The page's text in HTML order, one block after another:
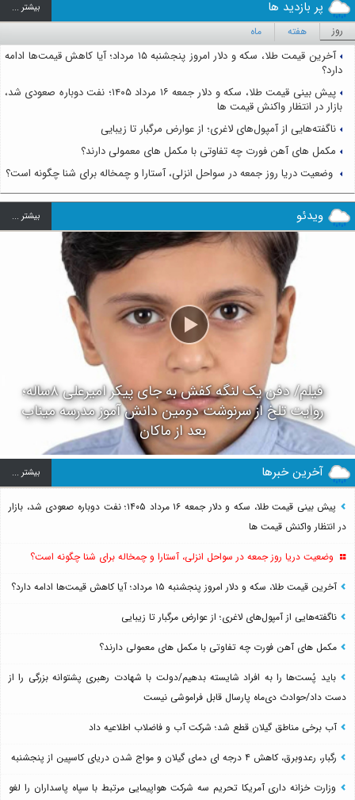
پر بازدید ها بيشتر ...
روز هفته ماه
آخرین قیمت طلا، سکه و دلار امروز پنجشنبه ۱۵ مرداد؛ آیا کاهش قیمت‌ها ادامه
دارد؟
پیش بینی قیمت طلا، سکه و دلار جمعه ۱۶ مرداد ۱۴۰۵؛ نفت دوباره صعودی شد،
بازار در انتظار واکنش قیمت ها
ناگفته‌هایی از آمپول‌های لاغری؛ از عوارض مرگبار تا زیبایی
مکمل های آهن فورت چه تفاوتی با مکمل های معمولی دارند؟
وضعیت دریا روز جمعه در سواحل انزلی، آستارا و چمخاله برای شنا چگونه است؟
ویدئو بيشتر ...
فیلم/ دفن یک لنگه کفش به جای پیکر امیرعلی ۸ساله؛
روایت تلخ از سرنوشت دومین دانش آموز مدرسه میناب
بعد از ماکان
آخرین خبرها بيشتر ...
پیش بینی قیمت طلا، سکه و دلار جمعه ۱۶ مرداد ۱۴۰۵؛ نفت دوباره صعودی شد، بازار
در انتظار واکنش قیمت ها
وضعیت دریا روز جمعه در سواحل انزلی، آستارا و چمخاله برای شنا چگونه است؟
آخرین قیمت طلا، سکه و دلار امروز پنجشنبه ۱۵ مرداد؛ آیا کاهش قیمت‌ها ادامه دارد؟
ناگفته‌هایی از آمپول‌های لاغری؛ از عوارض مرگبار تا زیبایی
مکمل های آهن فورت چه تفاوتی با مکمل های معمولی دارند؟
باید پُست‌ها را به افراد شایسته بدهیم/دولت با شهادت رهبری پشتوانه بزرگی را از
دست داد/حوادث دی‌ماه پارسال قابل فراموشی نیست
آب برخی مناطق گیلان قطع شد؛ شرکت آب و فاضلاب اطلاعیه داد
رگبار، رعدوبرق، کاهش ۴ درجه ای دمای گیلان و مواج شدن دریای کاسپین از پنجشنبه
وزارت خزانه داری آمریکا تحریم سه شرکت هواپیمایی مرتبط با سپاه پاسداران را لغو